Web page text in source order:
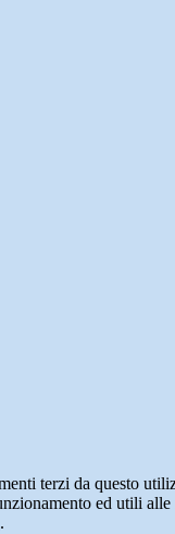
terzi da questo
ed utili
.